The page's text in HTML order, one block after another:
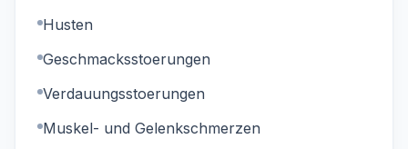
Husten
Geschmacksstoerungen
Verdauungsstoerungen
Muskel- und Gelenkschmerzen